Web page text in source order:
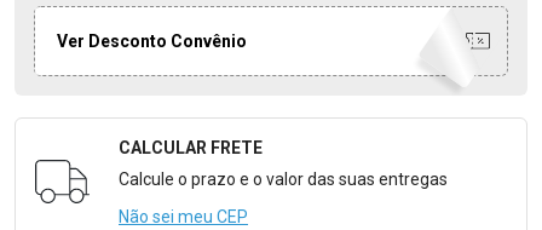
Ver Desconto Convênio
Formulário para Calcular o Frete
CALCULAR FRETE
Calcule o prazo e o valor das suas entregas
Não sei meu CEP